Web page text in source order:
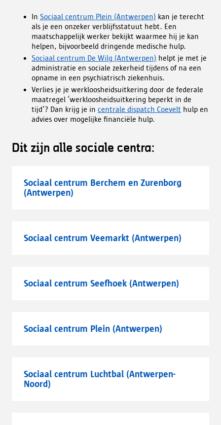
In Sociaal centrum Plein (Antwerpen) kan je terecht
als je een onzeker verblijfsstatuut hebt. Een
maatschappelijk werker bekijkt waarmee hij je kan
helpen, bijvoorbeeld dringende medische hulp.
Sociaal centrum De Wilg (Antwerpen) helpt je met je
administratie en sociale zekerheid tijdens of na een
opname in een psychiatrisch ziekenhuis.
Verlies je je werkloosheidsuitkering door de federale
maatregel ‘werkloosheidsuitkering beperkt in de
tijd’? Dan krijg je in centrale dispatch Coevelt hulp en
advies over mogelijke financiële hulp.
Dit zijn alle sociale centra:
Sociaal centrum Berchem en Zurenborg
(Antwerpen)
Sociaal centrum Veemarkt (Antwerpen)
Sociaal centrum Seefhoek (Antwerpen)
Sociaal centrum Plein (Antwerpen)
Sociaal centrum Luchtbal (Antwerpen-
Noord)